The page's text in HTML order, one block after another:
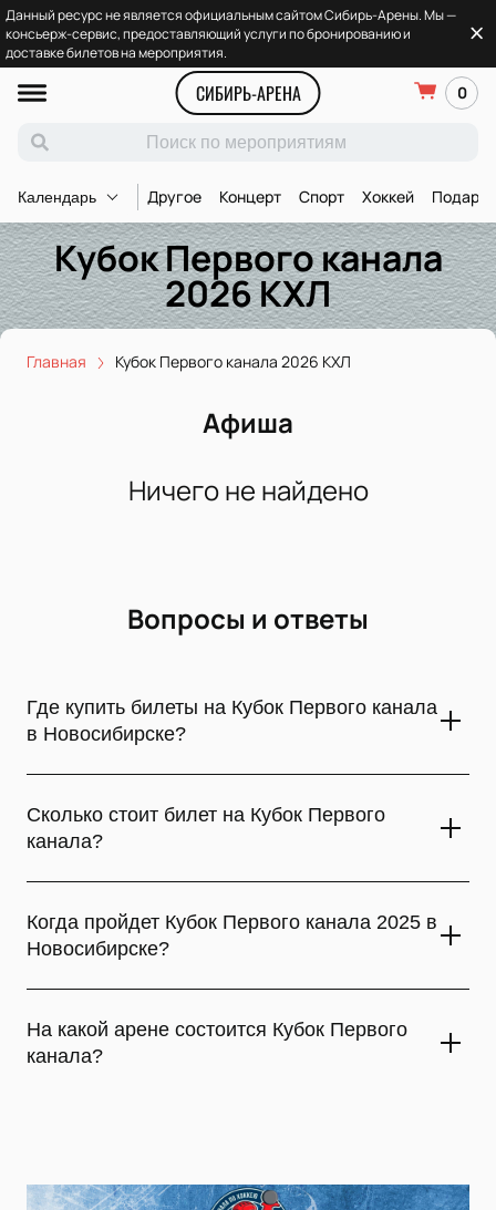
Данный ресурс не является официальным сайтом Сибирь-Арены. Мы —
консьерж-сервис, предоставляющий услуги по бронированию и
доставке билетов на мероприятия.
СИБИРЬ-АРЕНА 0
Календарь Другое Концерт Спорт Хоккей
Кубок Первого канала
2026 КХЛ
Главная Кубок Первого канала 2026 КХЛ
Афиша
Ничего не найдено
Вопросы и ответы
Где купить билеты на Кубок Первого канала
в Новосибирске?
Новосибирске удобнее всего онлайн на нашем сайте, где
представлен полный выбор доступных мест.
Сколько стоит билет на Кубок Первого
канала?
указана на странице выбора мест, где вы можете
подобрать оптимальный для себя вариант в зависимости
от сектора на Сибирь-Арене.
Когда пройдет Кубок Первого канала 2025 в
Новосибирске?
Новосибирске и будет радовать болельщиков
захватывающими играми 13 и 14 декабря.
На какой арене состоится Кубок Первого
канала?